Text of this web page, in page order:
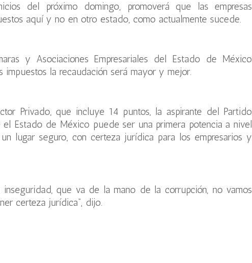
del próximo domingo, promoverá que las empresas
aquí y no en otro estado, como actualmente sucede.
y Asociaciones Empresariales del Estado de México
impuestos la recaudación será mayor y mejor.
Privado, que incluye 14 puntos, la aspirante del Partido
Estado de México puede ser una primera potencia a nivel
lugar seguro, con certeza jurídica para los empresarios y
que va de la mano de la corrupción, no vamos
certeza jurídica”, dijo.